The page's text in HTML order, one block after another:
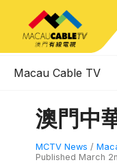
Macau Cable TV
澳門中
MCTV News /
Published March